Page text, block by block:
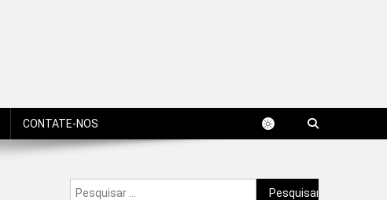
CONTATE-NOS
Pesquisar